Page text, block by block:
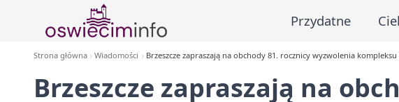
Przydatne
Strona główna Wiadomości Brzeszcze zapraszają na obchody 81. rocznicy wyzwolenia
Brzeszcze zapraszają na